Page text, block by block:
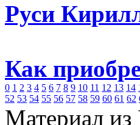
Руси
Как
0 1 2 3 4 5 6 7 8 9 10 11 12 13 14
52 53 54 55 56 57 58 59 60 61 62
Материал